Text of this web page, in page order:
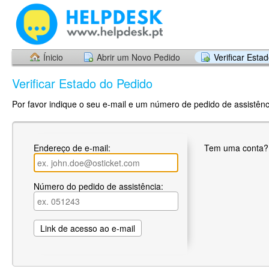
Ínicio Abrir um Novo Pedido Verificar
Verificar Estado do Pedido
Por favor indique o seu e-mail e um número de pedido de
Endereço de e-mail:
Número do pedido de assistência:
Tem uma